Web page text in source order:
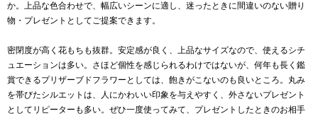
か。上品な色合わせで、幅広いシーンに適し、迷ったときに間違いのない贈り
物・プレゼントとしてご提案できます。
密閉度が高く花もちも抜群。安定感が良く、上品なサイズなので、使えるシチ
ュエーションは多い。さほど個性を感じられるわけではないが、何年も長く鑑
賞できるプリザーブドフラワーとしては、飽きがこないのも良いところ。丸み
を帯びたシルエットは、人にかわいい印象を与えやすく、外さないプレゼント
としてリピーターも多い。ぜひ一度使ってみて、プレゼントしたときのお相手